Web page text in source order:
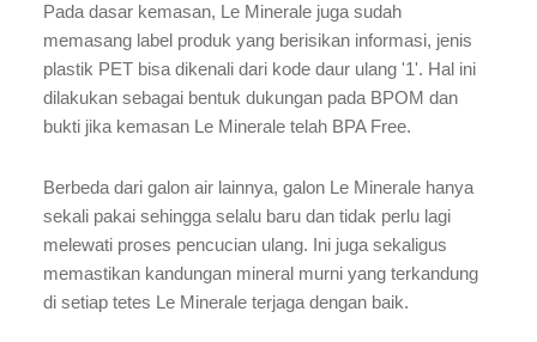
Pada dasar kemasan, Le Minerale juga sudah
memasang label produk yang berisikan informasi, jenis
plastik PET bisa dikenali dari kode daur ulang '1'. Hal ini
dilakukan sebagai bentuk dukungan pada BPOM dan
bukti jika kemasan Le Minerale telah BPA Free.
Berbeda dari galon air lainnya, galon Le Minerale hanya
sekali pakai sehingga selalu baru dan tidak perlu lagi
melewati proses pencucian ulang. Ini juga sekaligus
memastikan kandungan mineral murni yang terkandung
di setiap tetes Le Minerale terjaga dengan baik.